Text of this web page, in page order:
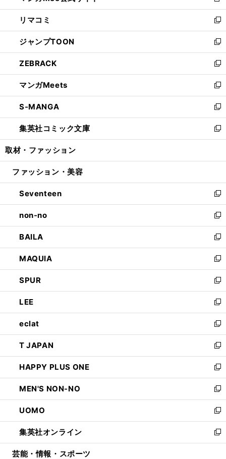
ウ
で
開
く
ン
ド
ウ
で
開
く
ウ
ィ
ン
ド
ウ
で
開
く
し
い
ウ
ィ
ン
ド
ウ
で
開
く
リマコミ
新
し
い
ウ
ィ
ン
ド
ウ
で
開
く
ジャンプTOON
新
し
い
ウ
ィ
ン
ド
ウ
で
開
ZEBRACK
新
し
い
ウ
ィ
ン
ド
ウ
開
マンガMeets
新
し
い
ウ
ィ
ン
ウ
開
く
S-MANGA
新
し
い
ウ
ン
ウ
で
開
く
集英社コミック文庫
新
し
ウ
ン
ド
ウ
で
開
く
取材・ファッション
ファッション・美容
Seventeen
新
し
い
ウ
ィ
ン
ド
ウ
で
開
く
non-no
新
し
い
ウ
ィ
ン
ド
ウ
で
開
く
BAILA
新
し
い
ウ
ィ
ン
ド
ウ
で
開
く
MAQUIA
新
し
い
ウ
ィ
ン
ド
ウ
で
開
く
SPUR
新
し
い
ウ
ィ
ン
ド
ウ
で
開
く
LEE
新
し
い
ウ
ィ
ン
ド
ウ
で
開
く
eclat
新
し
い
ウ
ィ
ン
ド
ウ
で
開
く
T JAPAN
新
し
い
ウ
ィ
ン
ド
ウ
で
開
HAPPY PLUS ONE
新
し
い
ウ
ィ
ン
ド
ウ
MEN'S NON-NO
新
し
い
ウ
ィ
ン
UOMO
新
し
い
ウ
集英社オンライン
新
し
芸能・情報・スポーツ